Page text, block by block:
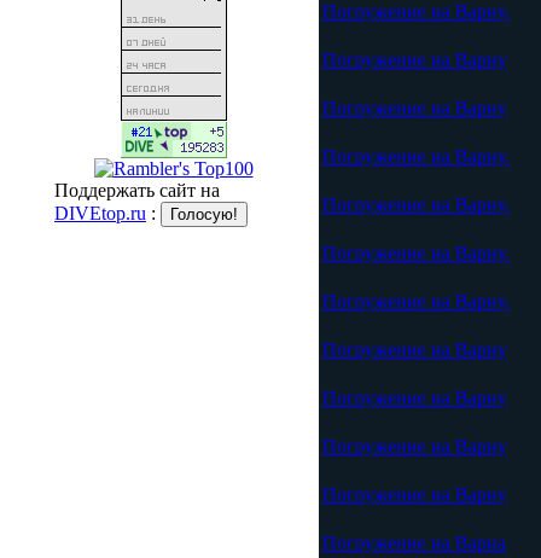
Поддержать сайт на
DIVEtop.ru :
Погружение на Варну.
Погружение на Варну
Погружение на Варну
Погружение на Варну.
Погружение на Варну.
Погружение на Варну.
Погружение на Варну.
Погружение на Варну
Погружение на Варну
Погружение на Варну
Погружение на Варну
Погружение на Варна